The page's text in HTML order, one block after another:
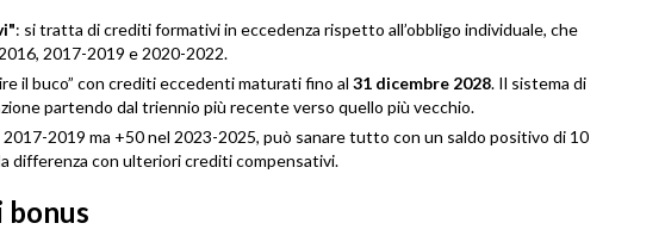
: si tratta di crediti formativi in eccedenza rispetto all’obbligo individuale, che
2017-2019 e 2020-2022.
il buco” con crediti eccedenti maturati fino al 31 dicembre 2028. Il sistema di
partendo dal triennio più recente verso quello più vecchio.
2019 ma +50 nel 2023-2025, può sanare tutto con un saldo positivo di 10
differenza con ulteriori crediti compensativi.
bonus